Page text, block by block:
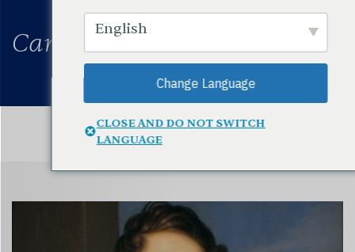
Carl Maria von Weber
English
Change Language
CLOSE AND DO NOT SWITCH
LANGUAGE